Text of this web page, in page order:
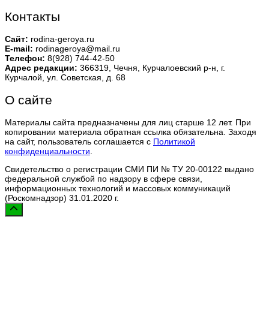
Контакты
Сайт: rodina-geroya.ru
E-mail: rodinageroya@mail.ru
Телефон: 8(928) 744-42-50
Адрес редакции: 366319, Чечня, Курчалоевский р-н, г.
Курчалой, ул. Советская, д. 68
О сайте
Материалы сайта предназначены для лиц старше 12 лет. При
копировании материала обратная ссылка обязательна. Заходя
на сайт, пользователь соглашается с Политикой
конфиденциальности